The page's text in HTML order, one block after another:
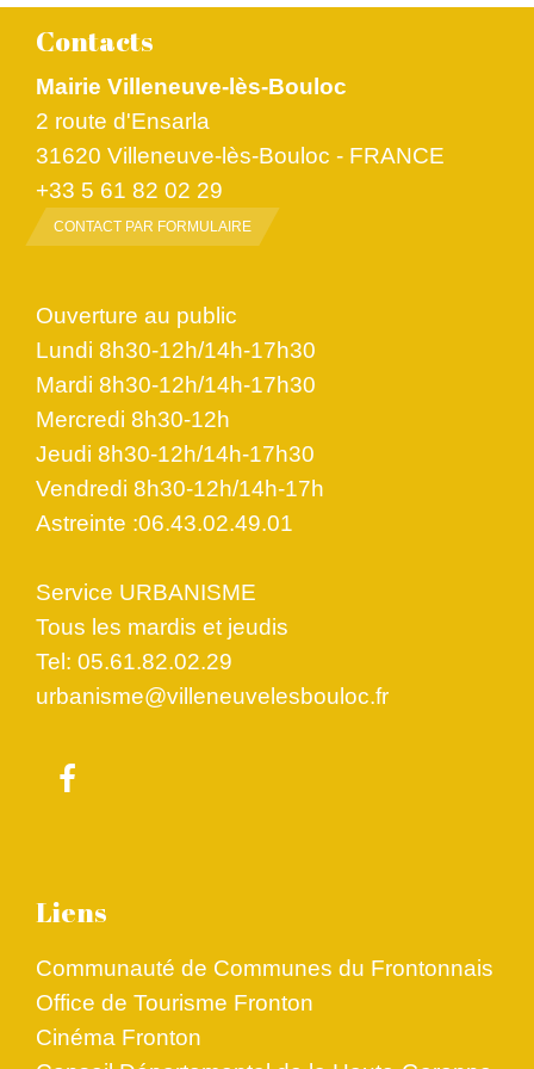
Contacts
Mairie Villeneuve-lès-Bouloc
2 route d'Ensarla
31620 Villeneuve-lès-Bouloc - FRANCE
+33 5 61 82 02 29
CONTACT PAR FORMULAIRE
Ouverture au public
Lundi 8h30-12h/14h-17h30
Mardi 8h30-12h/14h-17h30
Mercredi 8h30-12h
Jeudi 8h30-12h/14h-17h30
Vendredi 8h30-12h/14h-17h
Astreinte :06.43.02.49.01
Service URBANISME
Tous les mardis et jeudis
Tel: 05.61.82.02.29
urbanisme@villeneuvelesbouloc.fr
Liens
Communauté de Communes du Frontonnais
Office de Tourisme Fronton
Cinéma Fronton